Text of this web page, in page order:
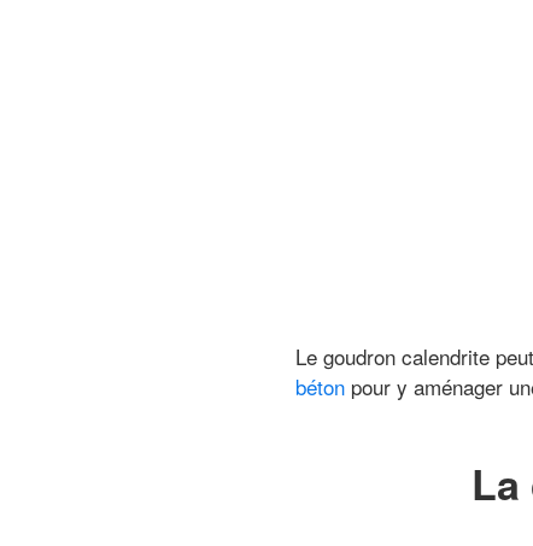
Le goudron calendrite
bétonpour y aménager
La